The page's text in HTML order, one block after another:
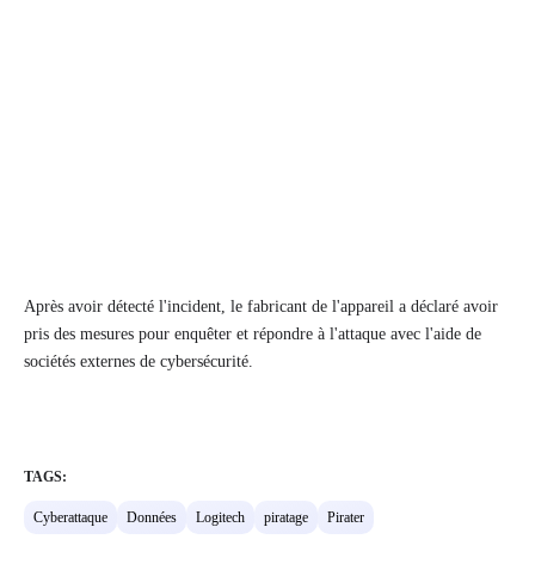
Après avoir détecté l'incident, le fabricant de l'appareil a déclaré avoir
pris des mesures pour enquêter et répondre à l'attaque avec l'aide de
sociétés externes de cybersécurité.
TAGS:
Cyberattaque Données Logitech piratage Pirater